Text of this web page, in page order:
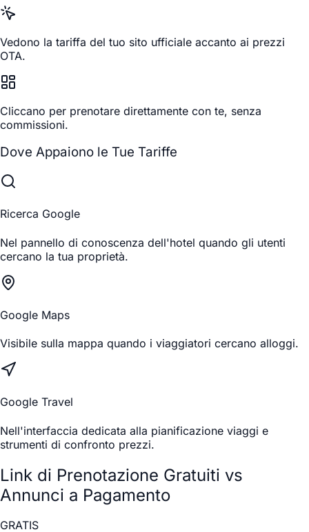
Vedono la tariffa del tuo sito ufficiale accanto ai prezzi
OTA.
Cliccano per prenotare direttamente con te, senza
commissioni.
Dove Appaiono le Tue Tariffe
Ricerca Google
Nel pannello di conoscenza dell'hotel quando gli utenti
cercano la tua proprietà.
Google Maps
Visibile sulla mappa quando i viaggiatori cercano alloggi.
Google Travel
Nell'interfaccia dedicata alla pianificazione viaggi e
strumenti di confronto prezzi.
Link di Prenotazione Gratuiti vs
Annunci a Pagamento
GRATIS